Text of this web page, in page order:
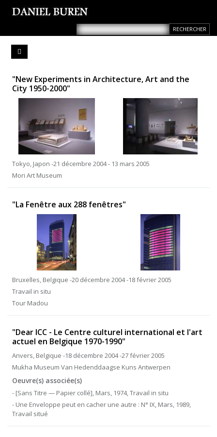
"New Experiments in Architecture, Art and the
City 1950-2000"
Tokyo, Japon -21 décembre 2004 - 13 mars 2005
Mori Art Museum
"La Fenêtre aux 288 fenêtres"
Bruxelles, Belgique -20 décembre 2004 -18 février 2005
Travail in situ
Tour Madou
"Dear ICC - Le Centre culturel international et l'art
actuel en Belgique 1970-1990"
Anvers, Belgique -18 décembre 2004 -27 février 2005
Mukha Museum Van Hedenddaagse Kuns Antwerpen
Oeuvre(s) associée(s)
- [Sans Titre — Papier collé], Mars, 1974, Travail in situ
- Une Enveloppe peut en cacher une autre : N° IX, Mars, 1989,
Travail situé